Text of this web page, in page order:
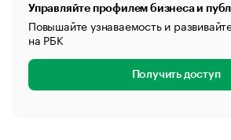
Управляйте профилем бизнеса и
Повышайте узнаваемость и
на РБК
Получить доступ